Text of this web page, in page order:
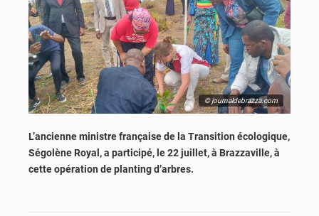
© journaldebrazza.com
L’ancienne ministre française de la Transition écologique,
Ségolène Royal, a participé, le 22 juillet, à Brazzaville, à
cette opération de planting d’arbres.